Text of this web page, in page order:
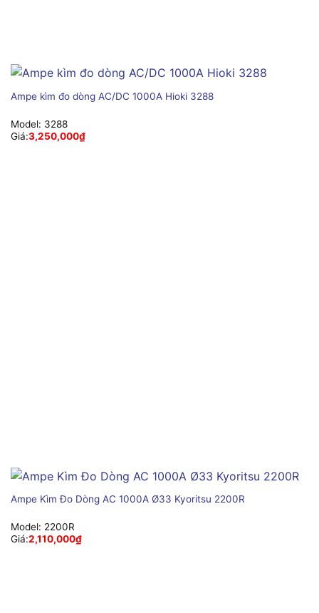
Ampe kìm đo dòng AC/DC 1000A Hioki 3288
Model: 3288
Giá:3,250,000₫
Ampe Kìm Đo Dòng AC 1000A Ø33 Kyoritsu 2200R
Model: 2200R
Giá:2,110,000₫